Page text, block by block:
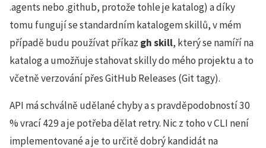
.agents nebo .github, protože tohle je katalog) a díky
tomu fungují se standardním katalogem skillů, v mém
případě budu používat příkaz gh skill, který se namíří na
katalog a umožňuje stahovat skilly do mého projektu a to
včetně verzování přes GitHub Releases (Git tagy).
API má schválně udělané chyby a s pravděpodobností 30
% vrací 429 a je potřeba dělat retry. Nic z toho v CLI není
implementované a je to určitě dobrý kandidát na